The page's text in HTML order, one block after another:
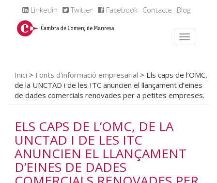
Linkedin Twitter Facebook Contacte Blog
Inici > Fonts d'informació empresarial > Els caps de l’OMC,
de la UNCTAD i de les ITC anuncien el llançament d’eines
de dades comercials renovades per a petites empreses.
ELS CAPS DE L’OMC, DE LA
UNCTAD I DE LES ITC
ANUNCIEN EL LLANÇAMENT
D’EINES DE DADES